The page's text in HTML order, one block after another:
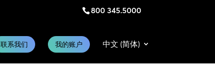
800 345.5000
联系我们 我的账户 中文 (简体)